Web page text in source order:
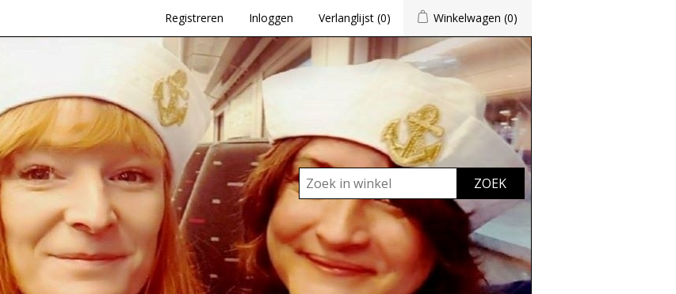
Registreren Inloggen Verlanglijst (0) Winkelwagen (0)